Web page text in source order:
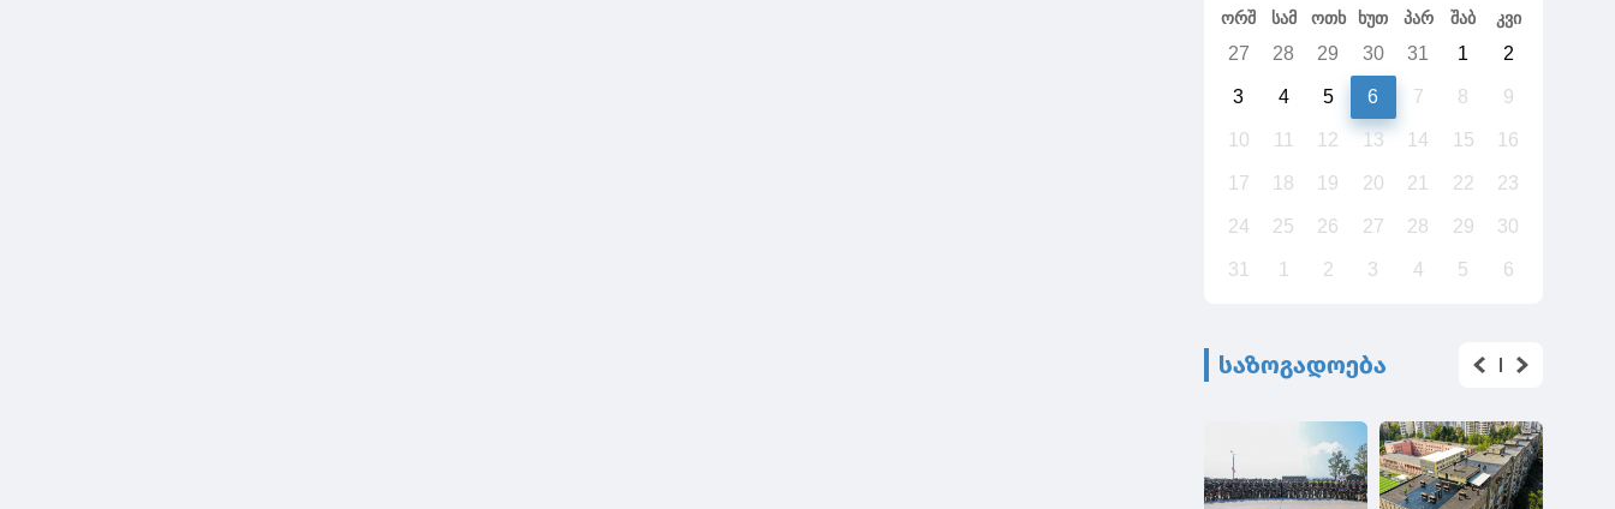
ორშ სამ ოთხ ხუთ პარ შაბ კვი
27 28 29 30 31 1 2
3 4 5 6 7 8 9
10 11 12 13 14 15 16
17 18 19 20 21 22 23
24 25 26 27 28 29 30
31 1 2 3 4 5 6
საზოგადოება